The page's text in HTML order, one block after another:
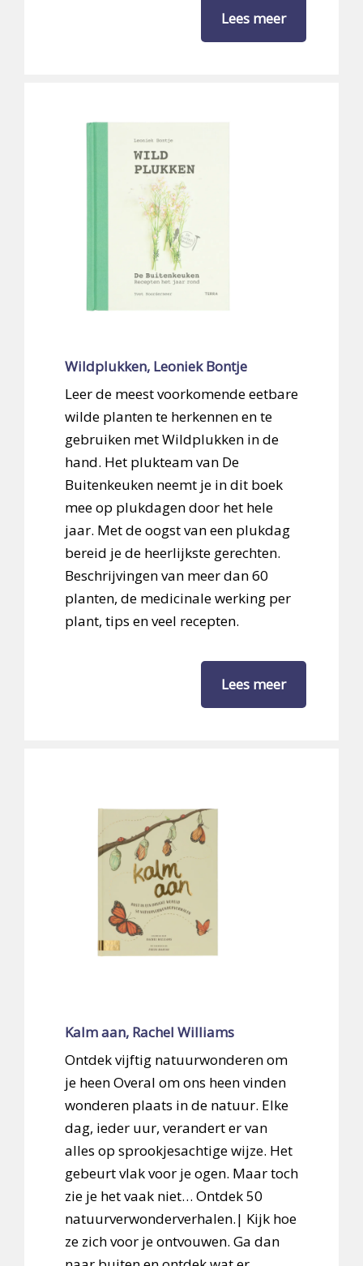
Lees meer
Wildplukken, Leoniek Bontje
Leer de meest voorkomende eetbare
wilde planten te herkennen en te
gebruiken met Wildplukken in de
hand. Het plukteam van De
Buitenkeuken neemt je in dit boek
mee op plukdagen door het hele
jaar. Met de oogst van een plukdag
bereid je de heerlijkste gerechten.
Beschrijvingen van meer dan 60
planten, de medicinale werking per
plant, tips en veel recepten.
Lees meer
Kalm aan, Rachel Williams
Ontdek vijftig natuurwonderen om
je heen Overal om ons heen vinden
wonderen plaats in de natuur. Elke
dag, ieder uur, verandert er van
alles op sprookjesachtige wijze. Het
gebeurt vlak voor je ogen. Maar toch
zie je het vaak niet… Ontdek 50
natuurverwonderverhalen.| Kijk hoe
ze zich voor je ontvouwen. Ga dan